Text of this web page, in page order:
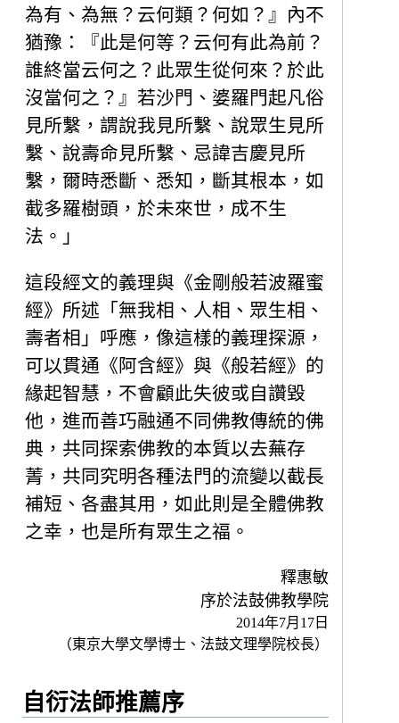
為有、為無？云何類？何如？』內不
猶豫：『此是何等？云何有此為前？
誰終當云何之？此眾生從何來？於此
沒當何之？』若沙門、婆羅門起凡俗
見所繫，謂說我見所繫、說眾生見所
繫、說壽命見所繫、忌諱吉慶見所
繫，爾時悉斷、悉知，斷其根本，如
截多羅樹頭，於未來世，成不生
法。 」
這段經文的義理與《金剛般若波羅蜜
經》所述「 無我相、人相、眾生相、
壽者相 」呼應，像這樣的義理探源，
可以貫通《阿含經》與《般若經》的
緣起智慧，不會顧此失彼或自讚毀
他，進而善巧融通不同佛教傳統的佛
典，共同探索佛教的本質以去蕪存
菁，共同究明各種法門的流變以截長
補短、各盡其用，如此則是全體佛教
之幸，也是所有眾生之福。
釋惠敏
序於法鼓佛教學院
2014年7月17日
（東京大學文學博士、法鼓文理學院校長）
自衍法師推薦序